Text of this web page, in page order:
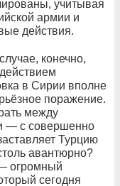
учитывая
армии и
действия.
конечно,
в Сирии вполне
поражение.
между
— с совершенно
Турцию
авантюрно?
огромный
сегодня